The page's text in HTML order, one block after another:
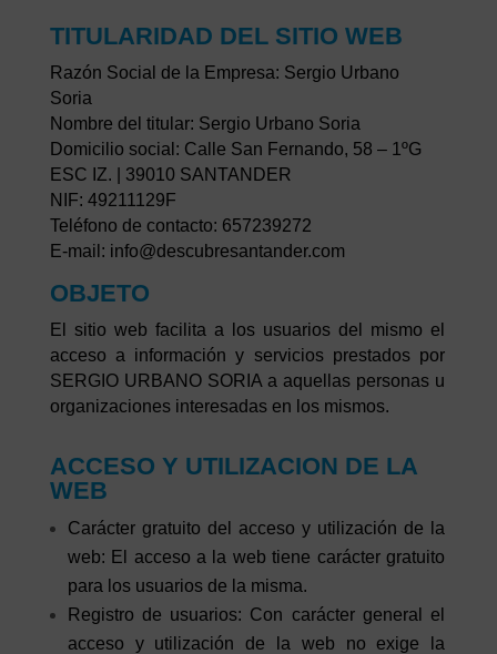
TITULARIDAD DEL SITIO WEB
Razón Social de la Empresa: Sergio Urbano
Soria
Nombre del titular: Sergio Urbano Soria
Domicilio social: Calle San Fernando, 58 – 1ºG
ESC IZ. | 39010 SANTANDER
NIF: 49211129F
Teléfono de contacto: 657239272
E-mail: info@descubresantander.com
OBJETO
El sitio web facilita a los usuarios del mismo el
acceso a información y servicios prestados por
SERGIO URBANO SORIA a aquellas personas u
organizaciones interesadas en los mismos.
ACCESO Y UTILIZACION DE LA
WEB
Carácter gratuito del acceso y utilización de la
web: El acceso a la web tiene carácter gratuito
para los usuarios de la misma.
Registro de usuarios: Con carácter general el
acceso y utilización de la web no exige la